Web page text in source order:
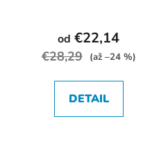
od €22,14
€28,29 (až –24 %)
DETAIL